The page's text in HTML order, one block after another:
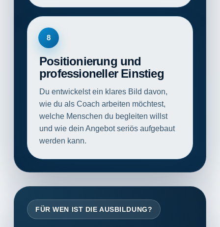
8
Positionierung und
professioneller Einstieg
Du entwickelst ein klares Bild davon,
wie du als Coach arbeiten möchtest,
welche Menschen du begleiten willst
und wie dein Angebot seriös aufgebaut
werden kann.
FÜR WEN IST DIE AUSBILDUNG?